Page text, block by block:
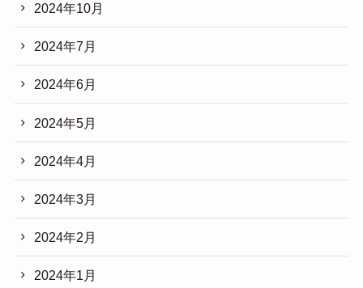
2024年10月
2024年7月
2024年6月
2024年5月
2024年4月
2024年3月
2024年2月
2024年1月